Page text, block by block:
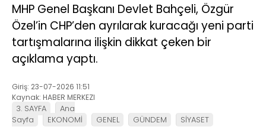
MHP Genel Başkanı Devlet Bahçeli, Özgür
Özel’in CHP’den ayrılarak kuracağı yeni parti
tartışmalarına ilişkin dikkat çeken bir
açıklama yaptı.
Giriş: 23-07-2026 11:51
Kaynak: HABER MERKEZI
3. SAYFA
Ana
Sayfa
EKONOMİ GENEL GÜNDEM SİYASET